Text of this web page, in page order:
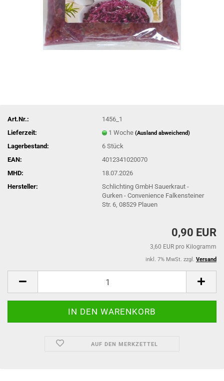
Art.Nr.:
1456_1
Lieferzeit:
1 Woche(Ausland abweichend)
Lagerbestand: 6Stück
EAN:
4012341020070
MHD:
18.07.2026
Hersteller:
Schlichting GmbH Sauerkraut -
Gurken - Convenience Falkensteiner
Str. 6, 08529 Plauen
0,90 EUR
3,60 EUR pro Kilogramm
inkl. 7% MwSt. zzgl. Versand
AUF DEN MERKZETTEL